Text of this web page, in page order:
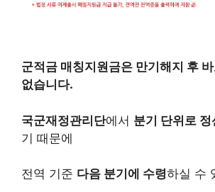
군적금 매칭지원금은 만기해지 후
없습니다.
국군재정관리단에서 분기 단위로 정
기 때문에
전역 기준 다음 분기에 수령하실 수